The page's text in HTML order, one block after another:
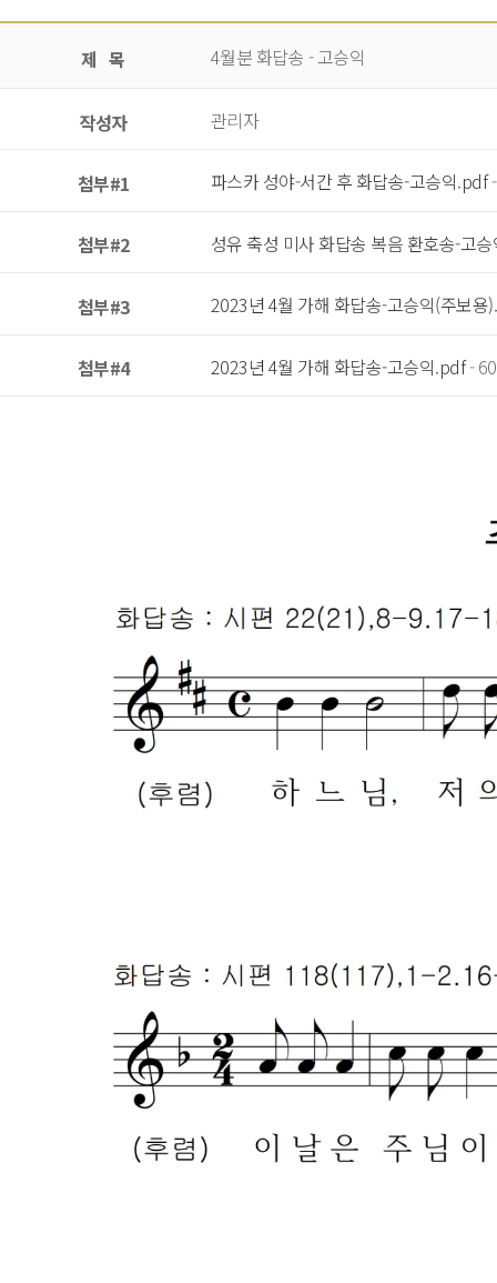
제 목 4월분 화답송 - 고승익
작성자 관리자
첨부#1 파스카 성야-서간 후 화답송-고승익.pdf
첨부#2 성유 축성 미사 화답송 복음 환호송-고
첨부#3 2023년 4월 가해 화답송-고승익(주보용
첨부#4 2023년 4월 가해 화답송-고승익.pdf-